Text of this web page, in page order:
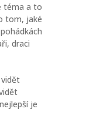
téma a to
tom, jaké
draci
je